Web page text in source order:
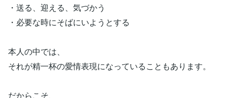
・送る、迎える、気づかう
・必要な時にそばにいようとする
本人の中では、
それが精一杯の愛情表現になっていることもあります。
だからこそ、